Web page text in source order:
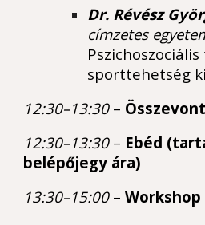
Dr. Révész
címzetes
sporttehetség
12:30–13:30–
12:30–13:30– Ebéd
belépőjegy ára)
13:30–15:00–